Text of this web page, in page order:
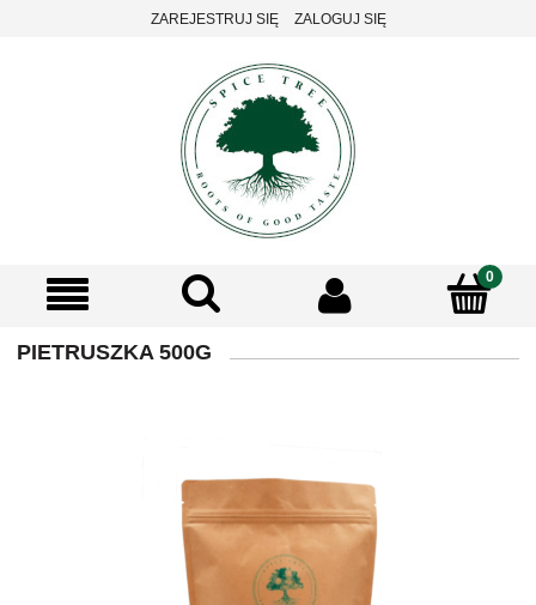
ZAREJESTRUJ SIĘ ZALOGUJ SIĘ
PIETRUSZKA 500G